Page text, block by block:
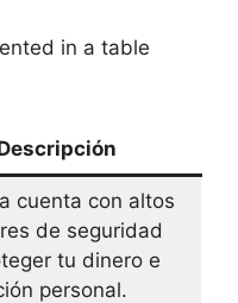
in a table
cuenta con altos
de seguridad
tu dinero e
personal.